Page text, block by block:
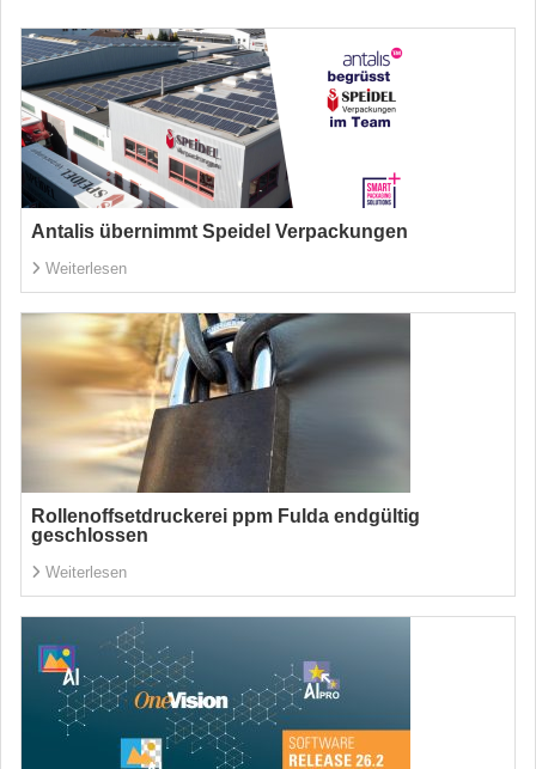
Antalis übernimmt Speidel Verpackungen
Weiterlesen
Rollenoffsetdruckerei ppm Fulda endgültig
geschlossen
Weiterlesen